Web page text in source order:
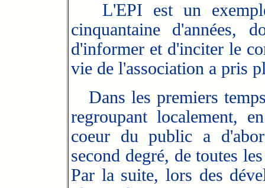
L'EPI est un
cinquantaine d'années,
d'informer et d'inciter le
vie de l'association a pris
Dans les premiers
regroupant localement,
coeur du public a
second degré, de toutes
Par la suite, lors des